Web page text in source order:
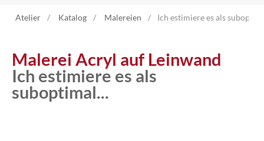
Atelier
Katalog
Atelier Katalog Malereien Ich estimiere es als
Malerei Acryl auf Leinwand
Ich estimiere es als
suboptimal...